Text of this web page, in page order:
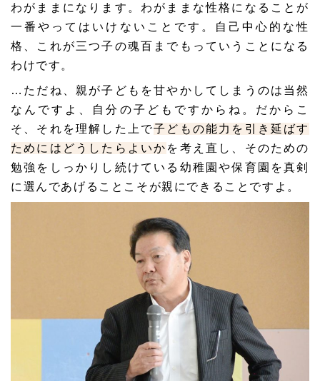
わがまま になります。わがままな性格になることが
一番やってはいけないことです。自己中心的な性
格、これが三つ子の魂百までもっていうことになる
わけです。
…ただね、親が子どもを甘やかしてしまうのは当然
なんですよ、自分の子どもですからね。だからこ
そ、それを理解した上で子どもの能力を引き延ばす
ためにはどうしたらよいか を考え直し、そのための
勉強をしっかりし続けている幼稚園や保育園を真剣
に選んであげることこそが親にできることですよ。